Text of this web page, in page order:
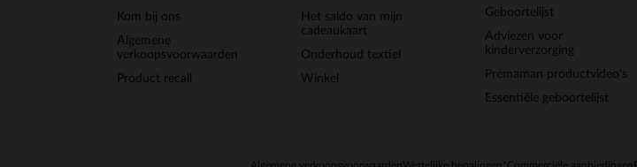
Kom bij ons
Algemene
verkoopsvoorwaarden
Product recall
Het saldo van mijn
cadeaukaart
Onderhoud textiel
Winkel
Geboortelijst
Adviezen voor
kinderverzorging
Prémaman productvideo's
Essentiële geboortelijst